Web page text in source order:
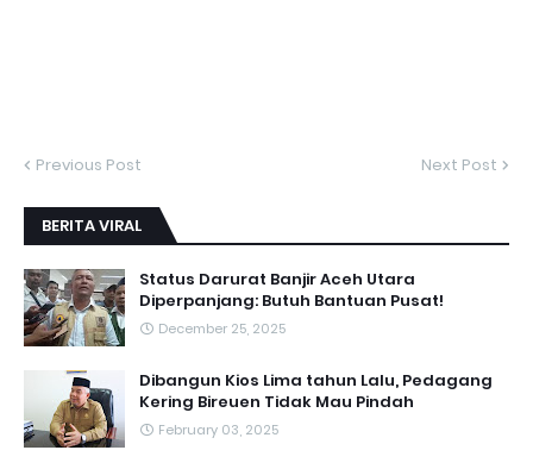
Previous Post Next Post
BERITA VIRAL
Status Darurat Banjir Aceh Utara
Diperpanjang: Butuh Bantuan Pusat!
December 25, 2025
Dibangun Kios Lima tahun Lalu, Pedagang
Kering Bireuen Tidak Mau Pindah
February 03, 2025